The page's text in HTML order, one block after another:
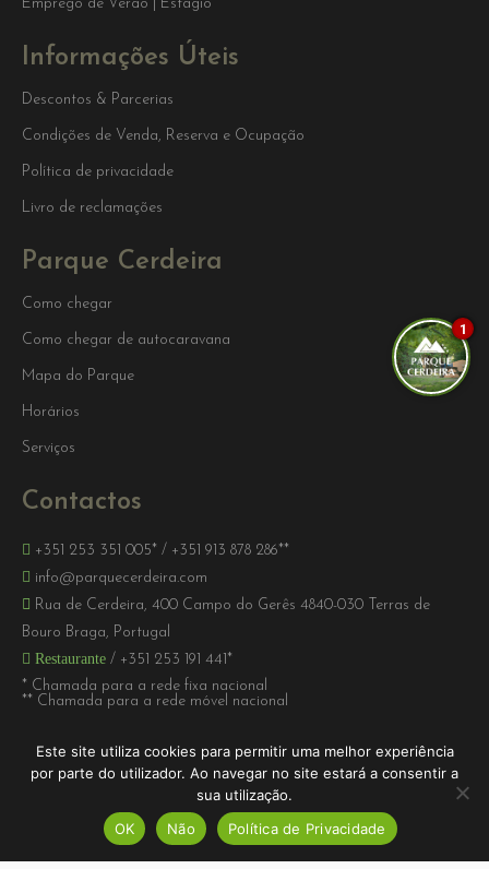
Emprego de Verão | Estágio
Informações Úteis
Descontos & Parcerias
Condições de Venda, Reserva e Ocupação
Política de privacidade
Livro de reclamações
Parque Cerdeira
Como chegar
Como chegar de autocaravana
Mapa do Parque
Horários
Serviços
Contactos
+351 253 351 005* / +351 913 878 286**
info@parquecerdeira.com
Rua de Cerdeira, 400 Campo do Gerês 4840-030 Terras de
Bouro Braga, Portugal
Restaurante / +351 253 191 441*
* Chamada para a rede fixa nacional
** Chamada para a rede móvel nacional
2026 © Parque Cerdeira | RNET 109 - RNAAT 14/2003 | W3C - 7.0
Level AA | Ecobite
Este site utiliza cookies para permitir uma melhor experiência
por parte do utilizador. Ao navegar no site estará a consentir a
sua utilização.
OK
Não Política de Privacidade
1